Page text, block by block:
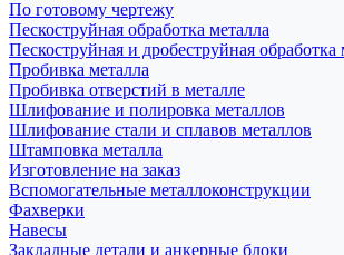
По готовому чертежу
Пескоструйная обработка металла
Пескоструйная и дробеструйная обработка
Пробивка металла
Пробивка отверстий в металле
Шлифование и полировка металлов
Шлифование стали и сплавов металлов
Штамповка металла
Изготовление на заказ
Вспомогательные металлоконструкции
Фахверки
Навесы
Закладные детали и анкерные блоки